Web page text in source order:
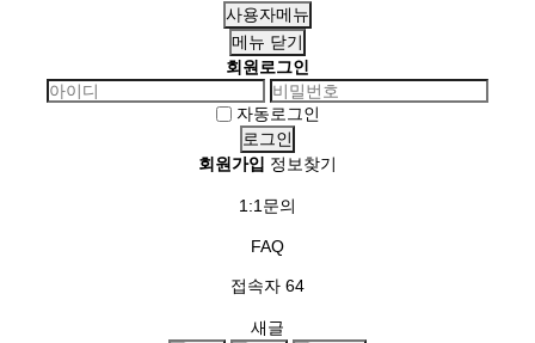
사용자메뉴
메뉴 닫기
회원로그인
자동로그인
회원가입 정보찾기
1:1문의
FAQ
접속자 64
새글